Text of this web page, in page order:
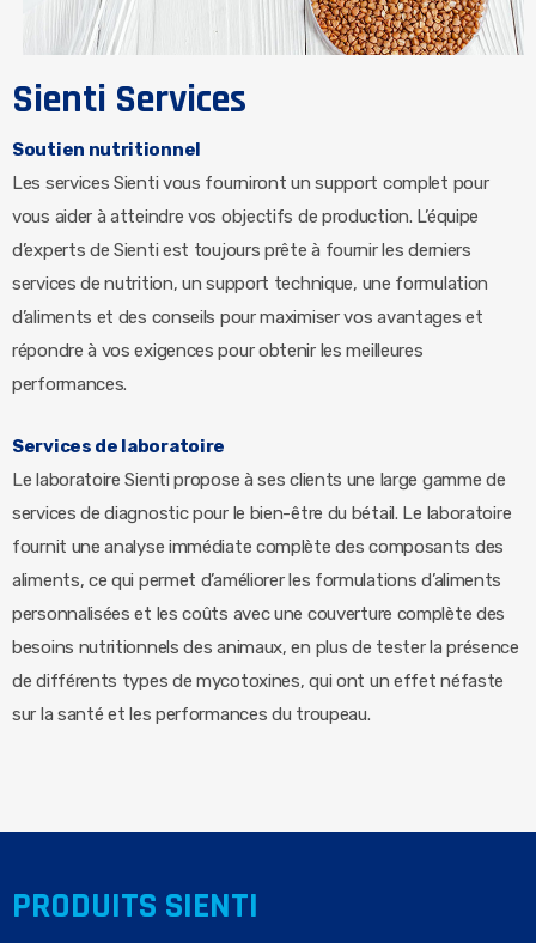
Sienti Services
Soutien nutritionnel
Les services Sienti vous fourniront un support complet pour
vous aider à atteindre vos objectifs de production. L’équipe
d’experts de Sienti est toujours prête à fournir les derniers
services de nutrition, un support technique, une formulation
d’aliments et des conseils pour maximiser vos avantages et
répondre à vos exigences pour obtenir les meilleures
performances.
Services de laboratoire
Le laboratoire Sienti propose à ses clients une large gamme de
services de diagnostic pour le bien-être du bétail. Le laboratoire
fournit une analyse immédiate complète des composants des
aliments, ce qui permet d’améliorer les formulations d’aliments
personnalisées et les coûts avec une couverture complète des
besoins nutritionnels des animaux, en plus de tester la présence
de différents types de mycotoxines, qui ont un effet néfaste
sur la santé et les performances du troupeau.
PRODUITS SIENTI